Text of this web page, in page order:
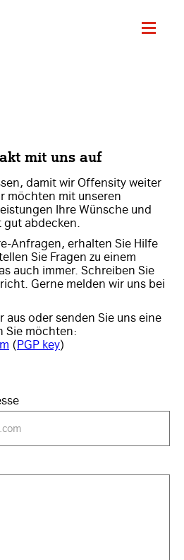
mit uns auf
damit wir Offensity weiter
möchten mit unseren
Ihre Wünsche und
abdecken.
Anfragen, erhalten Sie Hilfe
Sie Fragen zu einem
auch immer. Schreiben Sie
Gerne melden wir uns bei
aus oder senden Sie uns eine
Sie möchten:
(PGP key)